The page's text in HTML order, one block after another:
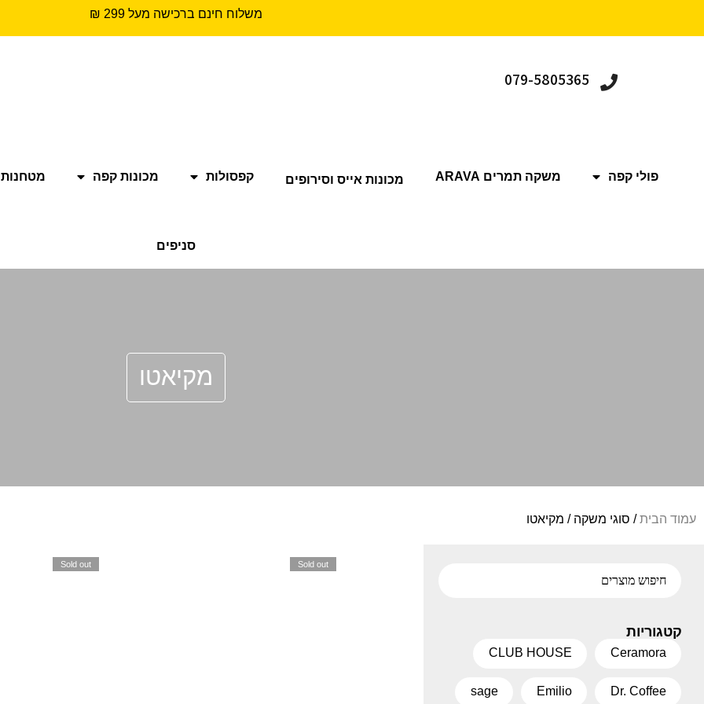
משלוח חינם ברכישה מעל 299 ₪
079-5805365
פולי קפה משקה תמרים ARAVA מכונות אייס וסירופים קפסולות מכונות קפה
סניפים
מקיאטו
עמוד הבית/ סוגי משקה / מקיאטו
קטגוריות
Ceramora
CLUB HOUSE
Dr. Coffee
Emilio
sage
Sold out
Sold out